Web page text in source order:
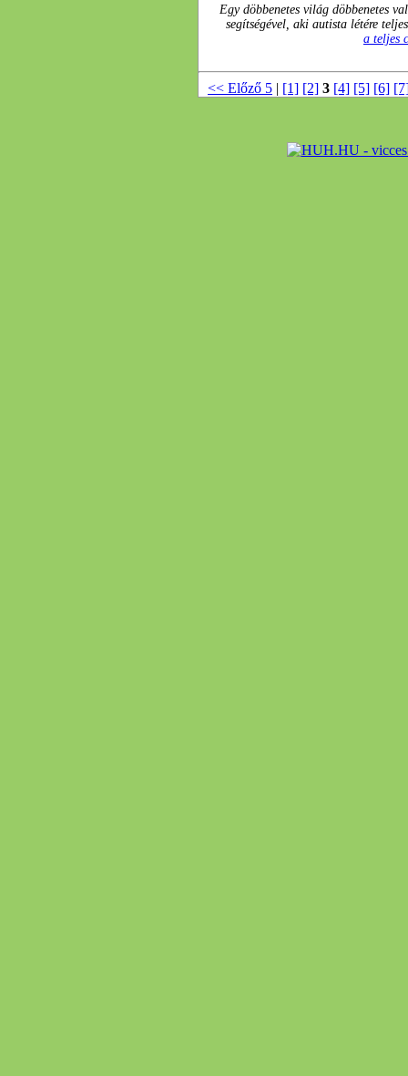
Egy döbbenetes világ döbbenetes
segítségével, aki autista létére
a teljes
<< Előző 5 | [1] [2] 3 [4] [5] [6]